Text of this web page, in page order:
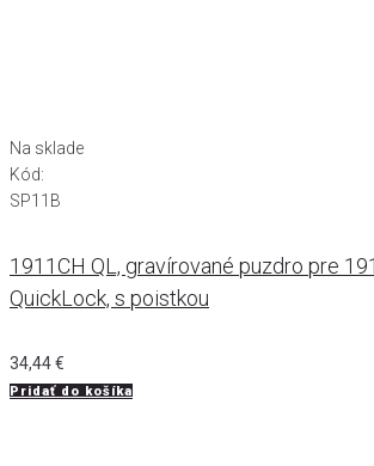
Na sklade
Kód:
SP11B
1911CH QL, gravírované puzdro pre
QuickLock, s poistkou
34,44€
Pridať do košíka